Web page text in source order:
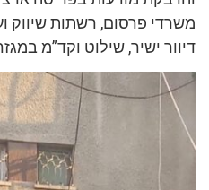
משרדי פרסום, רשתות שיווק
דיוור ישיר, שילוט וקד”מ